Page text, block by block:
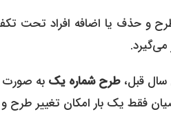
طرح و حذف یا اضافه افراد تحت
قبل، طرح شماره یک به صورت
فقط یک بار امکان تغییر طرح